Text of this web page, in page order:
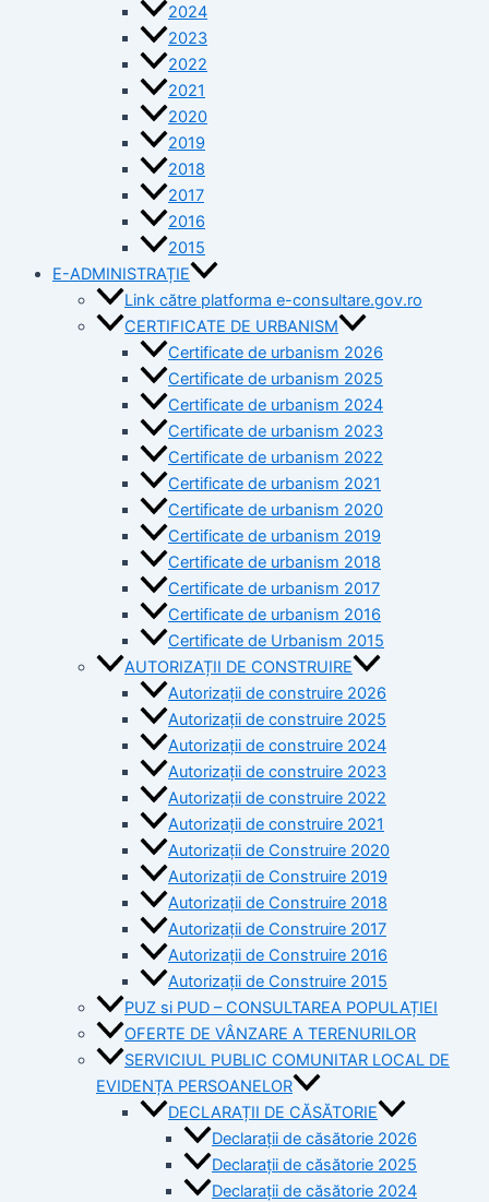
2024
2023
2022
2021
2020
2019
2018
2017
2016
2015
E-ADMINISTRAȚIE
Link către platforma e-consultare.gov.ro
CERTIFICATE DE URBANISM
Certificate de urbanism 2026
Certificate de urbanism 2025
Certificate de urbanism 2024
Certificate de urbanism 2023
Certificate de urbanism 2022
Certificate de urbanism 2021
Certificate de urbanism 2020
Certificate de urbanism 2019
Certificate de urbanism 2018
Certificate de urbanism 2017
Certificate de urbanism 2016
Certificate de Urbanism 2015
AUTORIZAȚII DE CONSTRUIRE
Autorizații de construire 2026
Autorizații de construire 2025
Autorizații de construire 2024
Autorizații de construire 2023
Autorizații de construire 2022
Autorizații de construire 2021
Autorizații de Construire 2020
Autorizații de Construire 2019
Autorizaţii de Construire 2018
Autorizaţii de Construire 2017
Autorizaţii de Construire 2016
Autorizaţii de Construire 2015
PUZ si PUD – CONSULTAREA POPULAȚIEI
OFERTE DE VÂNZARE A TERENURILOR
SERVICIUL PUBLIC COMUNITAR LOCAL DE
EVIDENȚA PERSOANELOR
DECLARAȚII DE CĂSĂTORIE
Declarații de căsătorie 2026
Declarații de căsătorie 2025
Declarații de căsătorie 2024